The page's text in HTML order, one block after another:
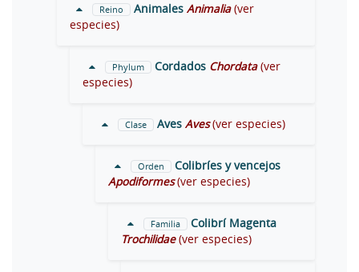
Reino Animales Animalia (ver
especies)
Phylum Cordados Chordata (ver
especies)
Clase Aves Aves (ver especies)
Orden
Colibríes y vencejos
Apodiformes (ver especies)
Familia
Colibrí Magenta
Trochilidae (ver especies)